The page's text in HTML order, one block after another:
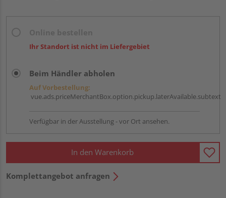
Ihr Standort ist nicht im Liefergebiet
Beim Händler abholen
Auf Vorbestellung:
vue.ads.priceMerchantBox.option.pickup.laterAvailable.subtext
Verfügbar in der Ausstellung - vor Ort ansehen.
In den Warenkorb
Komplettangebot anfragen